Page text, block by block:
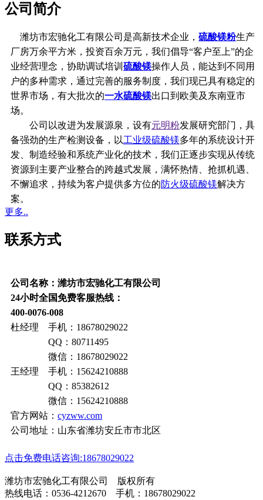
公司简介
潍坊市宏驰化工有限公司是高新技术企业， 硫酸镁粉生产
厂房万余平方米，投资百余万元，我们倡导“客户至上”的企
业经营理念，协助调试培训 硫酸镁操作人员，能达到不同用
户的多种需求，通过完善的服务制度，我们现已具有稳定的
世界市场，有大批次的一水硫酸镁出口到欧美及东南亚市
场。
公司以改进为发展源泉，设有元明粉发展研究部门，具
备强劲的生产检测设备，以工业级硫酸镁多年的系统设计开
发、制造经验和系统产业化的技术，我们正逐步实现从传统
资源到主要产业整合的跨越式发展，满怀热情、抢抓机遇、
不懈追求，持续为客户提供多方位的防火级硫酸镁解决方
案。
更多..
联系方式
公司名称：潍坊市宏驰化工有限公司
24小时全国免费客服热线：
400-0076-008
杜经理 手机：18678029022
QQ：80711495
微信：18678029022
王经理 手机：15624210888
QQ：85382612
微信：15624210888
官方网站： cyzww.com
公司地址：山东省潍坊安丘市市北区
点击免费电话咨询:18678029022
潍坊市宏驰化工有限公司 版权所有
热线电话：0536-4212670 手机：18678029022